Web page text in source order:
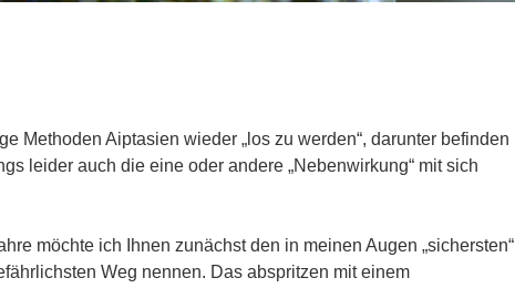
Methoden Aiptasien wieder „los zu werden“, darunter befinden
leider auch die eine oder andere „Nebenwirkung“ mit sich
möchte ich Ihnen zunächst den in meinen Augen „sichersten“
Weg nennen. Das abspritzen mit einem